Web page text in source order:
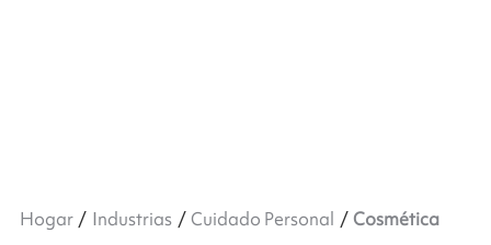
Hogar Industrias Cuidado Personal Cosmética